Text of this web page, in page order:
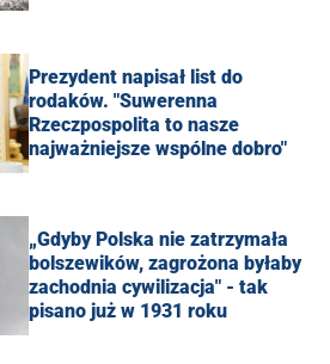
Prezydent napisał list do
rodaków. "Suwerenna
Rzeczpospolita to nasze
najważniejsze wspólne dobro"
„Gdyby Polska nie zatrzymała
bolszewików, zagrożona byłaby
zachodnia cywilizacja" - tak
pisano już w 1931 roku